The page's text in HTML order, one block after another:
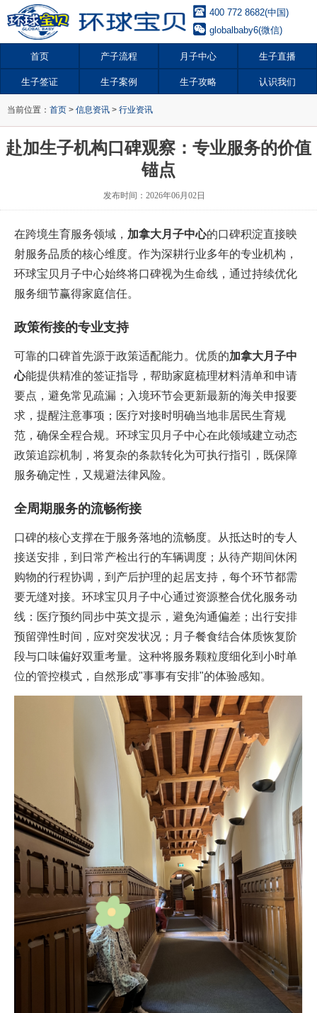
400 772 8682(中国)
globalbaby6(微信)
首页 产子流程 月子中心 生子直播
生子签证 生子案例 生子攻略 认识我们
当前位置： 首页 > 信息资讯 > 行业资讯
赴加生子机构口碑观察：专业服务的价值
锚点
发布时间：2026年06月02日
在跨境生育服务领域，‌ 加拿大月子中心‌的口碑积淀直接映
射服务品质的核心维度。作为深耕行业多年的专业机构，
环球宝贝月子中心始终将口碑视为生命线，通过持续优化
服务细节赢得家庭信任。
政策衔接的专业支持
可靠的口碑首先源于政策适配能力。优质的‌加拿大月子中
心‌能提供精准的签证指导，帮助家庭梳理材料清单和申请
要点，避免常见疏漏；入境环节会更新最新的海关申报要
求，提醒注意事项；医疗对接时明确当地非居民生育规
范，确保全程合规。环球宝贝月子中心在此领域建立动态
政策追踪机制，将复杂的条款转化为可执行指引，既保障
服务确定性，又规避法律风险。
全周期服务的流畅衔接
口碑的核心支撑在于服务落地的流畅度。从抵达时的专人
接送安排，到日常产检出行的车辆调度；从待产期间休闲
购物的行程协调，到产后护理的起居支持，每个环节都需
要无缝对接。环球宝贝月子中心通过资源整合优化服务动
线：医疗预约同步中英文提示，避免沟通偏差；出行安排
预留弹性时间，应对突发状况；月子餐食结合体质恢复阶
段与口味偏好双重考量。这种将服务颗粒度细化到小时单
位的管控模式，自然形成"事事有安排"的体验感知。